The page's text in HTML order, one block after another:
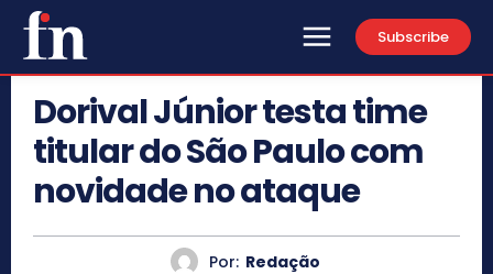
Subscribe
Dorival Júnior testa time
titular do São Paulo com
novidade no ataque
Por: Redação